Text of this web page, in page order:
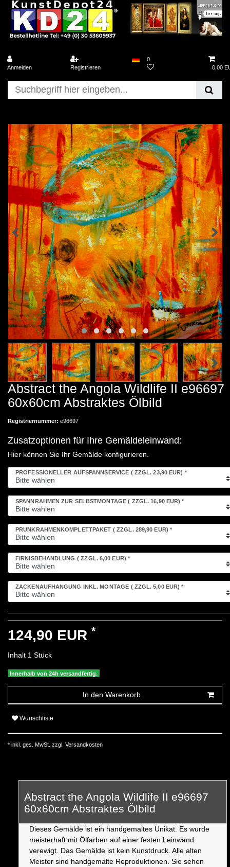
Anmelden Registrieren
0
0,00
Abstract the Angola Wildlife II e96697
60x60cm Abstraktes Ölbild
Registriernummer: e96697
Zusatzoptionen für Ihre Gemäldeleinwand:
Hier können Sie Ihr Gemälde konfigurieren.
PROFESSIONELLER AUFSPANNSERVICE ( ZZGL. 23,90 EUR) *
SPANNRAHMEN ZUR SELBSTMONTAGE ( ZZGL. 16,90 EUR)*
PRUNKRAHMENKOMPLETTPAKET ( ZZGL. 289,90 EUR) *
FIRNISBEHANDLUNG ( ZZGL. 6,00 EUR) *
ZACKENAUFHÄNGUNG INKL. MONTAGE ( ZZGL. 5,00 EUR)*
124,90 EUR *
Inhalt 1 Stück
Innerhalb von 24h versandfertig.
In den Warenkorb
Wunschliste
* inkl. ges. MwSt. zzgl. Versandkosten
Abstract the Angola Wildlife II e96697
60x60cm Abstraktes Ölbild
Dieses Gemälde ist ein handgemaltes Unikat. Es wurde
meisterhaft mit Ölfarben auf einer festen Leinwand
verewigt. Das Gemälde ist kein Kunstdruck. Alle alten
Meister sind handgemalte Reproduktionen. Sie sehen